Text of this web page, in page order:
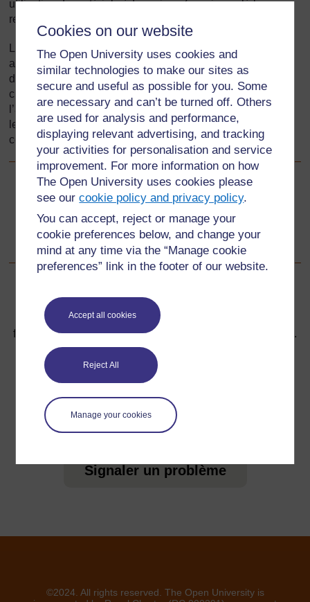
Cookies on our website
The Open University uses cookies and
similar technologies to make our sites as
secure and useful as possible for you. Some
are necessary and can’t be turned off. Others
are used for analysis and performance,
displaying relevant advertising, and tracking
your activities for personalisation and service
improvement. For more information on how
The Open University uses cookies please
see ourcookie policy and privacy policy.
You can accept, reject or manage your
cookie preferences below, and change your
mind at any time via the “Manage cookie
preferences” link in the footer of our website.
Accept all cookies
Reject All
Manage your cookies
utilisation du matériel pédagogique (aussi appelé les
ressources) et des activités TESSA dans leurs classes.
Le matériel pédagogique et les ressources TESSA
améliorent l'enseignement et se concentrent sur le
développement de la pratique des enseignants dans leur
classe, dans les domaines clés du programme, à savoir,
l’alphabétisation (lecture et écriture), les mathématiques,
les sciences, les sciences humaines et arts et les
compétences de la vie courante.
Suivant
Suivant
1. A quelle partie de votre programme TESSA peut-il
s'insérer ?
Pour de plus amples informations, référez-vous à notre
foire aux questions qui peut vous fournir l'aide nécessaire.
Vous avez une question ?
Si vous avez un souci quelconque concernant ce site,
veuillez nous contacter ici
Signaler un problème
©2024. All rights reserved. The Open University is